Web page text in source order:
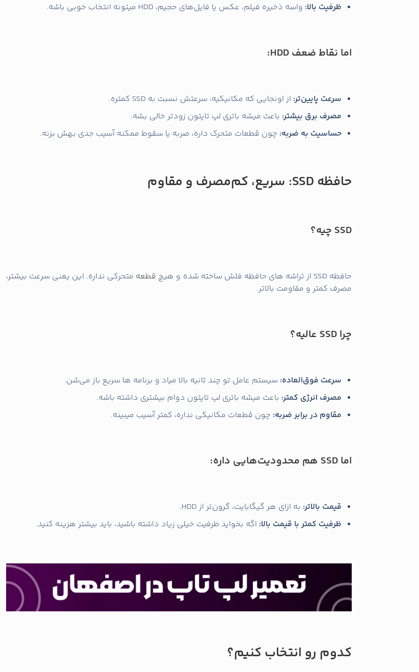
ظرفیت بالا: واسه ذخیره فیلم، عکس یا فایل‌های حجیم، HDD میتونه انتخاب خوبی باشه.
اما نقاط ضعف HDD:
سرعت پایین‌تر: از اونجایی که مکانیکیه، سرعتش نسبت به SSD کمتره.
مصرف برق بیشتر: باعث میشه باتری لپ‌ تاپتون زودتر خالی بشه.
حساسیت به ضربه: چون قطعات متحرک داره، ضربه یا سقوط ممکنه آسیب جدی بهش بزنه.
حافظه SSD: سریع، کم‌مصرف و مقاوم
SSD چیه؟
حافظه SSD از تراشه‌ های حافظه فلش ساخته شده و هیچ قطعه متحرکی نداره. این یعنی سرعت بیشتر،
مصرف کمتر و مقاومت بالاتر.
چرا SSD عالیه؟
سرعت فوق‌العاده: سیستم‌ عامل تو چند ثانیه بالا میاد و برنامه‌ ها سریع باز می‌شن.
مصرف انرژی کمتر: باعث میشه باتری لپ‌ تاپتون دوام بیشتری داشته باشه.
مقاوم در برابر ضربه: چون قطعات مکانیکی نداره، کمتر آسیب میبینه.
اما SSD هم محدودیت‌هایی داره:
قیمت بالاتر: به ازای هر گیگابایت، گرون‌تر از HDD.
ظرفیت کمتر با قیمت بالا: اگه بخواید ظرفیت خیلی زیاد داشته باشید، باید بیشتر هزینه کنید.
کدوم رو انتخاب کنیم؟